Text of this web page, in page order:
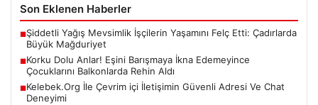
Son Eklenen Haberler
■Şiddetli Yağış Mevsimlik İşçilerin Yaşamını Felç Etti: Çadırlarda
Büyük Mağduriyet
■Korku Dolu Anlar! Eşini Barışmaya İkna Edemeyince
Çocuklarını Balkonlarda Rehin Aldı
■Kelebek.Org İle Çevrim içi İletişimin Güvenli Adresi Ve Chat
Deneyimi